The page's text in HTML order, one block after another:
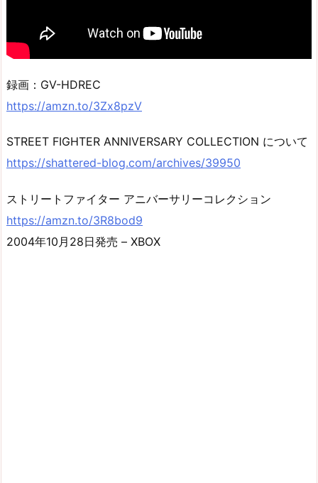
録画：GV-HDREC
https://amzn.to/3Zx8pzV
STREET FIGHTER ANNIVERSARY COLLECTION について
https://shattered-blog.com/archives/39950
ストリートファイター アニバーサリーコレクション
https://amzn.to/3R8bod9
2004年10月28日発売 – XBOX